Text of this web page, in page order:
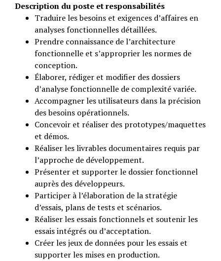
Description du poste et responsabilités
Traduire les besoins et exigences d’affaires en
analyses fonctionnelles détaillées.
Prendre connaissance de l’architecture
fonctionnelle et s’approprier les normes de
conception.
Élaborer, rédiger et modifier des dossiers
d’analyse fonctionnelle de complexité variée.
Accompagner les utilisateurs dans la précision
des besoins opérationnels.
Concevoir et réaliser des prototypes/maquettes
et démos.
Réaliser les livrables documentaires requis par
l’approche de développement.
Présenter et supporter le dossier fonctionnel
auprès des développeurs.
Participer à l’élaboration de la stratégie
d’essais, plans de tests et scénarios.
Réaliser les essais fonctionnels et soutenir les
essais intégrés ou d’acceptation.
Créer les jeux de données pour les essais et
supporter les mises en production.